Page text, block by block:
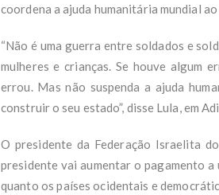
coordena a ajuda humanitária mundial
“Não é uma guerra entre soldados e
mulheres e crianças. Se houve algum
errou. Mas não suspenda a ajuda
construir o seu estado”, disse Lula, em
O presidente da Federação Israelita
presidente vai aumentar o pagamento
quanto os países ocidentais e